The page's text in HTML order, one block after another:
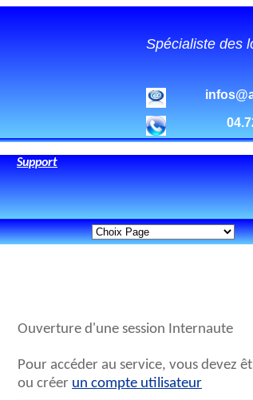
Spécialiste des
Support
Ouverture d'une session Internaute
Pour accéder au service, vous devez
ou créer un compte utilisateur